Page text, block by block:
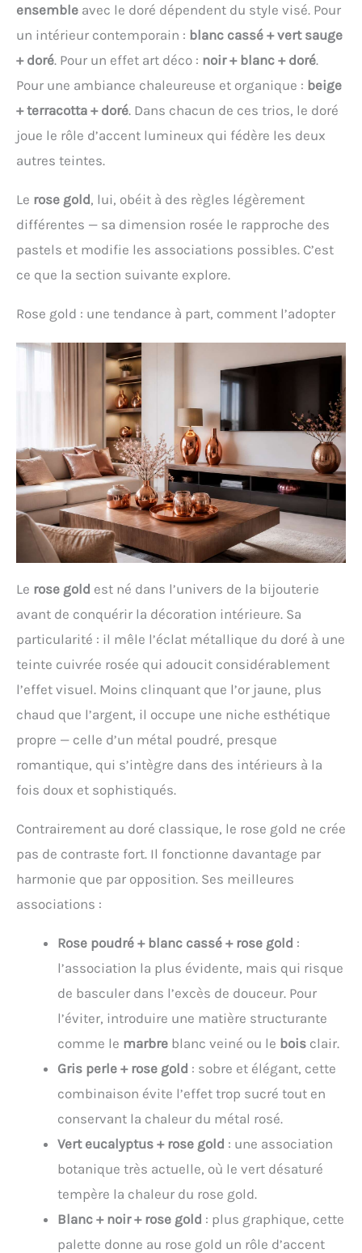
ensemble avec le doré dépendent du style visé. Pour
un intérieur contemporain : blanc cassé + vert sauge
+ doré. Pour un effet art déco : noir + blanc + doré.
Pour une ambiance chaleureuse et organique : beige
+ terracotta + doré. Dans chacun de ces trios, le doré
joue le rôle d’accent lumineux qui fédère les deux
autres teintes.
Le rose gold, lui, obéit à des règles légèrement
différentes — sa dimension rosée le rapproche des
pastels et modifie les associations possibles. C’est
ce que la section suivante explore.
Rose gold : une tendance à part, comment l’adopter
Le rose gold est né dans l’univers de la bijouterie
avant de conquérir la décoration intérieure. Sa
particularité : il mêle l’éclat métallique du doré à une
teinte cuivrée rosée qui adoucit considérablement
l’effet visuel. Moins clinquant que l’or jaune, plus
chaud que l’argent, il occupe une niche esthétique
propre — celle d’un métal poudré, presque
romantique, qui s’intègre dans des intérieurs à la
fois doux et sophistiqués.
Contrairement au doré classique, le rose gold ne crée
pas de contraste fort. Il fonctionne davantage par
harmonie que par opposition. Ses meilleures
associations :
Rose poudré + blanc cassé + rose gold :
l’association la plus évidente, mais qui risque
de basculer dans l’excès de douceur. Pour
l’éviter, introduire une matière structurante
comme le marbre blanc veiné ou le bois clair.
Gris perle + rose gold : sobre et élégant, cette
combinaison évite l’effet trop sucré tout en
conservant la chaleur du métal rosé.
Vert eucalyptus + rose gold : une association
botanique très actuelle, où le vert désaturé
tempère la chaleur du rose gold.
Blanc + noir + rose gold : plus graphique, cette
palette donne au rose gold un rôle d’accent